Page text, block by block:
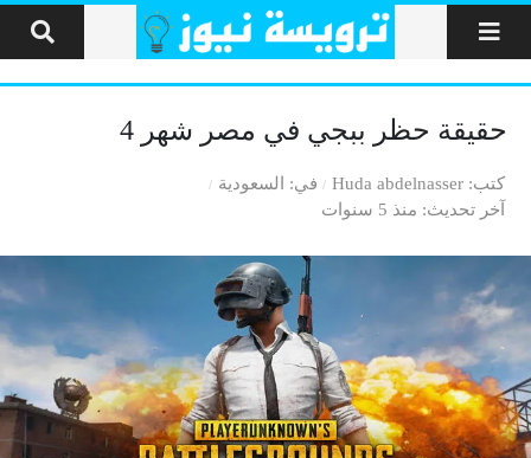
التخطي إلى المحتوى
حقيقة حظر ببجي في مصر شهر 4
كتب Huda abdelnasser في السعودية
آخر تحديث منذ 5 سنوات